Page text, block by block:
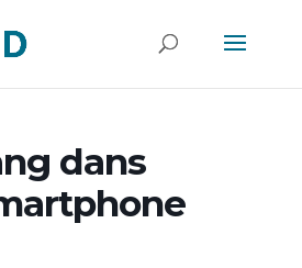
dans